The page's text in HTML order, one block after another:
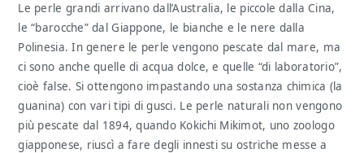
Le perle grandi arrivano dall’Australia, le piccole dalla Cina,
le “barocche” dal Giappone, le bianche e le nere dalla
Polinesia. In genere le perle vengono pescate dal mare, ma
ci sono anche quelle di acqua dolce, e quelle “di laboratorio”,
cioè false. Si ottengono impastando una sostanza chimica (la
guanina) con vari tipi di gusci. Le perle naturali non vengono
più pescate dal 1894, quando Kokichi Mikimot, uno zoologo
giapponese, riuscì a fare degli innesti su ostriche messe a